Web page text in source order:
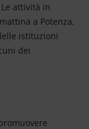
attività in
a Potenza,
istituzioni
dei